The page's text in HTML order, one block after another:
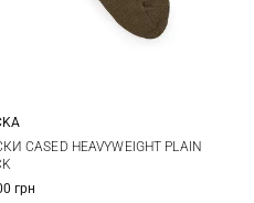
1 2
CASED HEAVYWEIGHT PLAIN
грн